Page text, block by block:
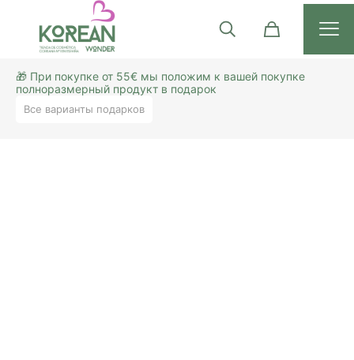
🎁 При покупке от 55€ мы положим к вашей покупке
полноразмерный продукт в подарок
Все варианты подарков